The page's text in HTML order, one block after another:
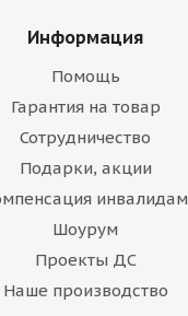
Информация
Помощь
Гарантия на товар
Сотрудничество
Подарки, акции
инвалидам
Шоурум
Проекты ДС
Наше производство